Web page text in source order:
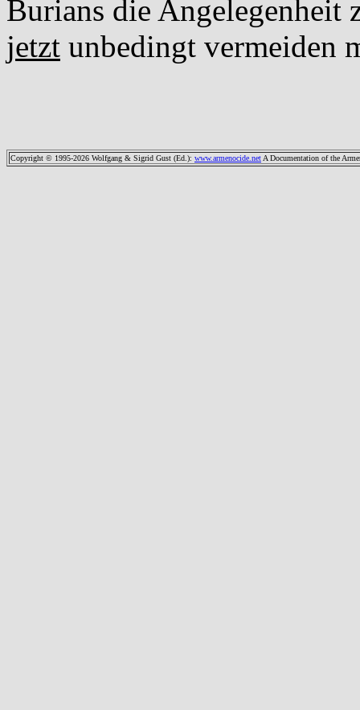
Burians die
jetzt unbedingt vermeiden
Copyright © 1995-2026 Wolfgang & Sigrid Gust (Ed.): www.armenocide.net A Documentation of the